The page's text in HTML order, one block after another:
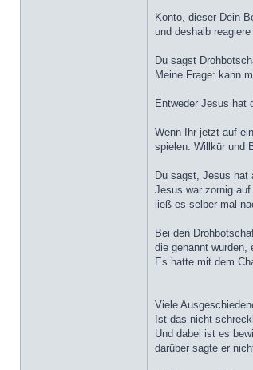
Konto, dieser Dein
und deshalb
Du sagst
Meine Frage: kann
Entweder Jesus hat
Wenn Ihr jetzt auf
spielen. Willkür und
Du sagst, Jesus hat
Jesus war zornig
ließ es selber mal
Bei den
die genannt wurden,
Es hatte mit dem
Viele
Ist das nicht
Und dabei ist es
darüber sagte er